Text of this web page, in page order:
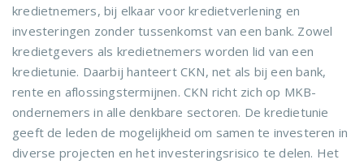
kredietnemers, bij elkaar voor kredietverlening en
investeringen zonder tussenkomst van een bank. Zowel
kredietgevers als kredietnemers worden lid van een
kredietunie. Daarbij hanteert CKN, net als bij een bank,
rente en aflossingstermijnen. CKN richt zich op MKB-
ondernemers in alle denkbare sectoren. De kredietunie
geeft de leden de mogelijkheid om samen te investeren in
diverse projecten en het investeringsrisico te delen. Het